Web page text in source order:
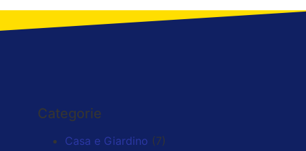
Categorie
Casa e Giardino (7)